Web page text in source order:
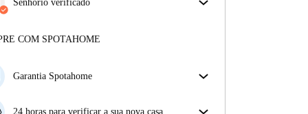
inquilinos ao fornecer acesso aos mais altos padrões
de segurança e suporte adicional durante o
Senhorio verificado
Mais sobre este senhorio
COM SPOTAHOME
Garantia Spotahome
antecedência, nós iremos A) pagar um hotel e ajudá-
24 horas para verificar a sua nova casa